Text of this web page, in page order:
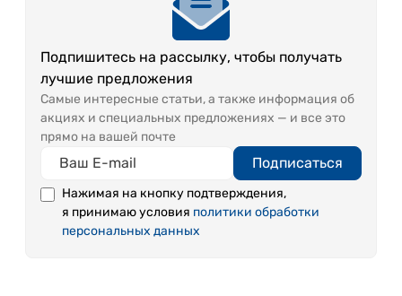
Подпишитесь на рассылку, чтобы получать
лучшие предложения
Самые интересные статьи, а также информация об
акциях и специальных предложениях — и все это
прямо на вашей почте
Подписаться
Нажимая на кнопку подтверждения,
я принимаю условия политики обработки
персональных данных